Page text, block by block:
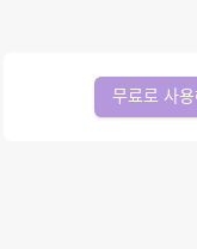
무료로 사용